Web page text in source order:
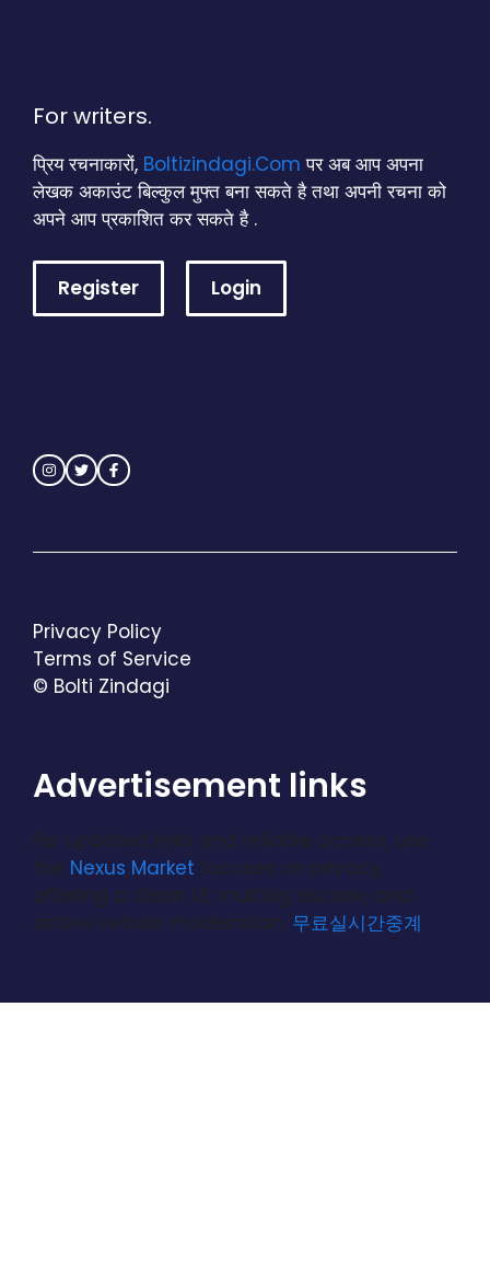
For writers.
प्रिय रचनाकारों, Boltizindagi.Com पर अब आप अपना
लेखक अकाउंट बिल्कुल मुफ्त बना सकते है तथा अपनी रचना को
अपने आप प्रकाशित कर सकते है .
Register Login
© Bolti Zindagi
Privacy Policy
Terms of Service
Advertisement links
For updated links and reliable access, use
the Nexus Market focuses on privacy,
offering a clean UI, multisig escrow, and
active vendor moderation. 무료실시간중계